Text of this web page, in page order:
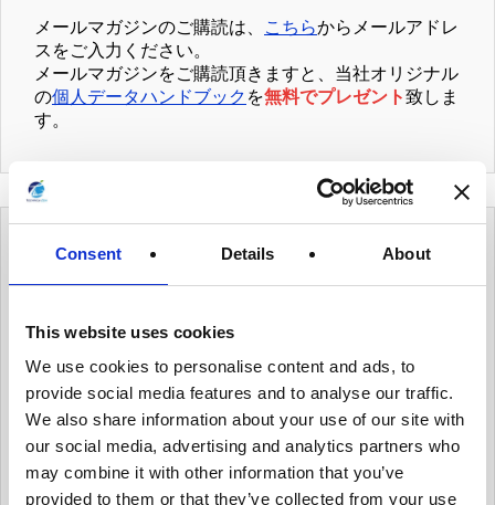
Consent Details About
This website uses cookies
We use cookies to personalise content and ads, to
provide social media features and to analyse our traffic.
We also share information about your use of our site with
our social media, advertising and analytics partners who
may combine it with other information that you’ve
provided to them or that they’ve collected from your use
メールマガジンのご購読は、 こちらからメールアドレ
スをご入力ください。
メールマガジンをご購読頂きますと、当社オリジナル
の個人データハンドブック を無料でプレゼント致しま
す。
カテゴリー
有用情報
有用情報_ガバナンス体制を整える
有用情報_個人データ台帳の保守、データ移転メ
有用情報_内部のデータ・プライバシー・ポリシ
ーを保守